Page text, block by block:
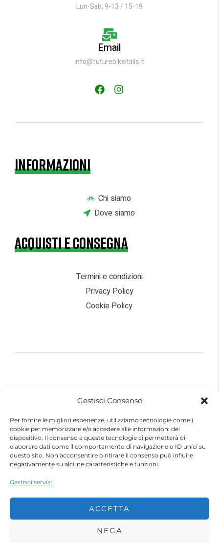
Gestisci Consenso
Per fornire le migliori esperienze, utilizziamo tecnologie come i
cookie per memorizzare e/o accedere alle informazioni del
dispositivo. Il consenso a queste tecnologie ci permetterà di
elaborare dati come il comportamento di navigazione o ID unici su
questo sito. Non acconsentire o ritirare il consenso può influire
negativamente su alcune caratteristiche e funzioni.
Gestisci servizi
ACCETTA
NEGA
Lun-Sab, 9-13 / 15-19
Email
info@futurebikeitalia.it
INFORMAZIONI
Chi siamo
Dove siamo
ACQUISTI E CONSEGNA
Termini e condizioni
Privacy Policy
Cookie Policy
Sede Legale: Via Argine Polcevera, 16D Scala A
CAP 16161 Genova (GE)
Capitale Sociale € 600.000,00 (i.v.)
Registro Imprese di Genova
Codice Fiscale e Partita IVA – 10483110010
R.E.A. Genova n. 459084